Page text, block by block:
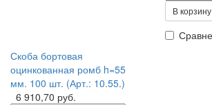
В корзину
Скоба бортовая
оцинкованная ромб h=55
мм. 100 шт. (Арт.: 10.55.)
6 910,70 руб.